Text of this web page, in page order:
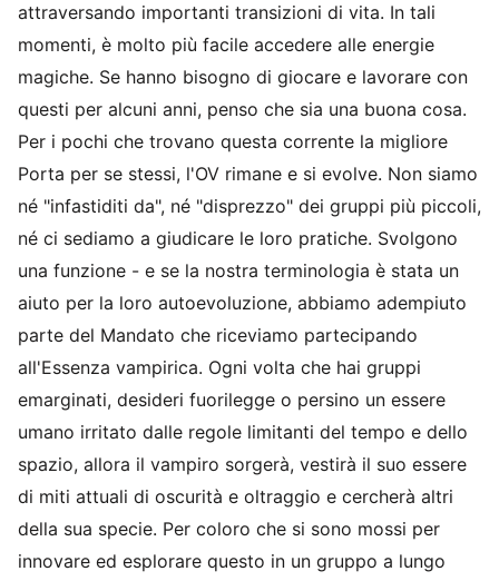
attraversando importanti transizioni di vita. In tali
momenti, è molto più facile accedere alle energie
magiche. Se hanno bisogno di giocare e lavorare con
questi per alcuni anni, penso che sia una buona cosa.
Per i pochi che trovano questa corrente la migliore
Porta per se stessi, l'OV rimane e si evolve. Non siamo
né "infastiditi da", né "disprezzo" dei gruppi più piccoli,
né ci sediamo a giudicare le loro pratiche. Svolgono
una funzione - e se la nostra terminologia è stata un
aiuto per la loro autoevoluzione, abbiamo adempiuto
parte del Mandato che riceviamo partecipando
all'Essenza vampirica. Ogni volta che hai gruppi
emarginati, desideri fuorilegge o persino un essere
umano irritato dalle regole limitanti del tempo e dello
spazio, allora il vampiro sorgerà, vestirà il suo essere
di miti attuali di oscurità e oltraggio e cercherà altri
della sua specie. Per coloro che si sono mossi per
innovare ed esplorare questo in un gruppo a lungo